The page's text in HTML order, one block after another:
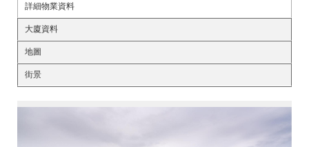
詳細物業資料
大廈資料
地圖
街景